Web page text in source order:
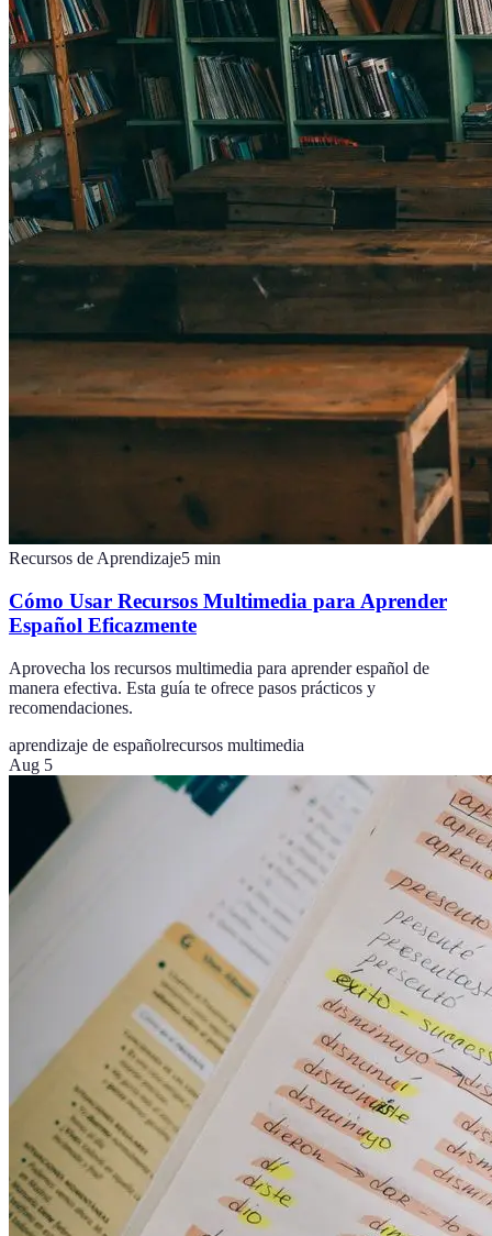
Recursos de Aprendizaje5 min
Cómo Usar Recursos Multimedia para Aprender
Español Eficazmente
Aprovecha los recursos multimedia para aprender español de
manera efectiva. Esta guía te ofrece pasos prácticos y
recomendaciones.
aprendizaje de españolrecursos multimedia
Aug 5